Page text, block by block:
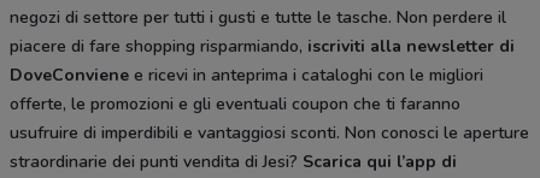
negozi di settore per tutti i gusti e tutte le tasche. Non perdere il
piacere di fare shopping risparmiando, iscriviti alla newsletter di
DoveConviene e ricevi in anteprima i cataloghi con le migliori
offerte, le promozioni e gli eventuali coupon che ti faranno
usufruire di imperdibili e vantaggiosi sconti. Non conosci le aperture
straordinarie dei punti vendita di Jesi? Scarica qui l’app di